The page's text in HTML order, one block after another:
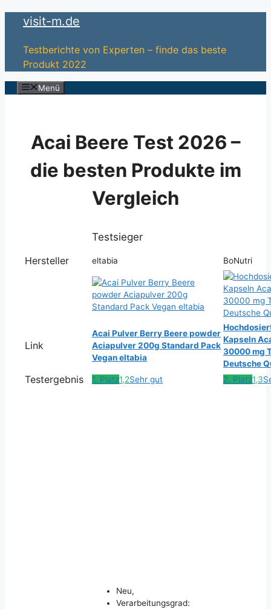
Zum
springen
visit-m.de
Testberichte von Experten – finde das beste
Produkt 2022
Menü
Acai Beere Test 2026 –
die besten Produkte im
Vergleich
Testsieger
Hersteller
eltabia BoNutri
Link
Acai Pulver Berry Beere powder
Aciapulver 200g Standard Pack
Vegan eltabia
Kapseln
30000 mg
Deutsche
Testergebnis 1. Platz1,2Sehr gut 2. Platz1,3
Neu,
Verarbeitungsgrad: